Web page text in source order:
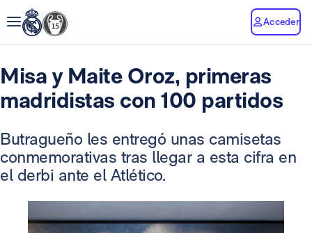
Acceder
Misa y Maite Oroz, primeras
madridistas con 100 partidos
Butragueño les entregó unas camisetas
conmemorativas tras llegar a esta cifra en
el derbi ante el Atlético.